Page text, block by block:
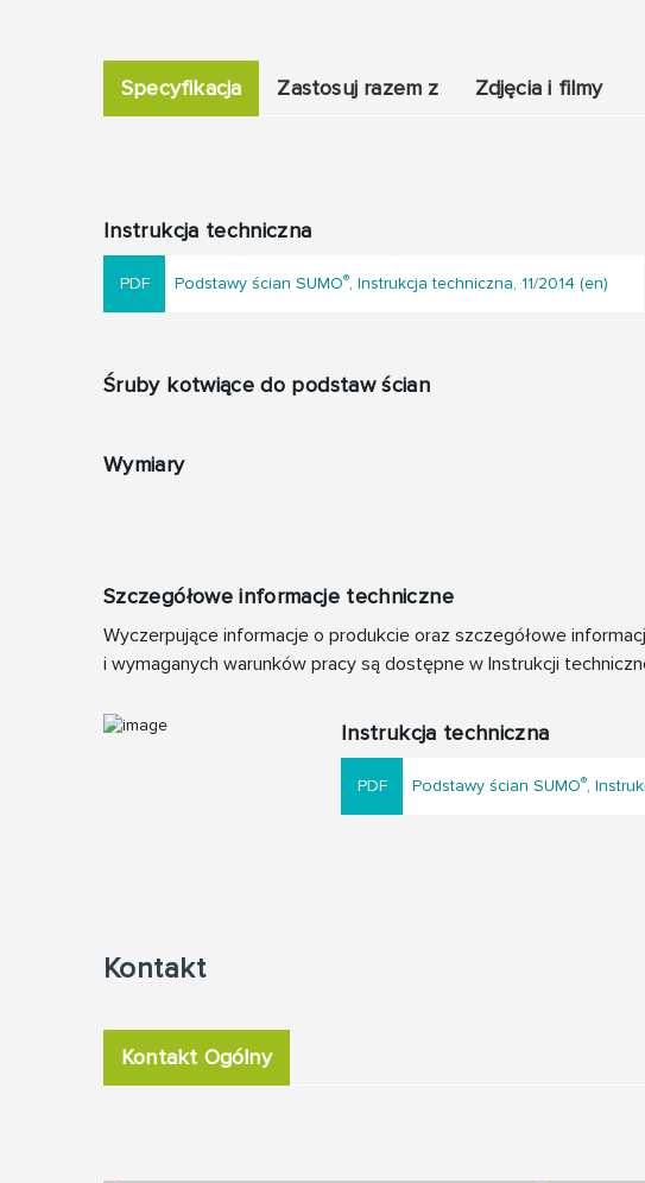
Specyfikacja Zastosuj razem z Zdjęcia i filmy
Instrukcja techniczna
Podstawy ścian SUMO®, Instrukcja techniczna, 11/2014 (en)
Śruby kotwiące do podstaw ścian
Wymiary
Szczegółowe informacje techniczne
Wyczerpujące informacje o produkcie oraz szczegółowe
i wymaganych warunków pracy są dostępne w Instrukcji
Instrukcja techniczna
Podstawy ścian SUMO®,
Kontakt
Kontakt Ogólny